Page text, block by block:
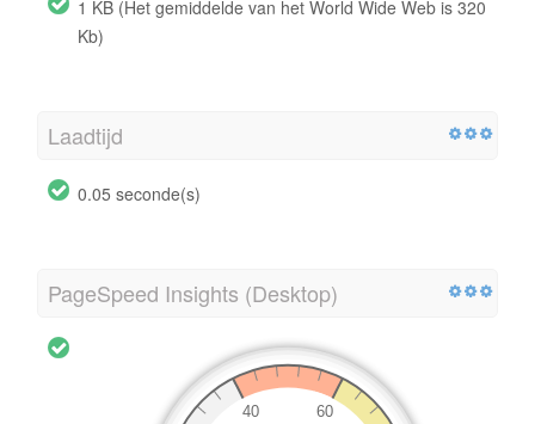
1 KB (Het gemiddelde van het World Wide Web is 320
Kb)
Laadtijd
0.05 seconde(s)
PageSpeed Insights (Desktop)